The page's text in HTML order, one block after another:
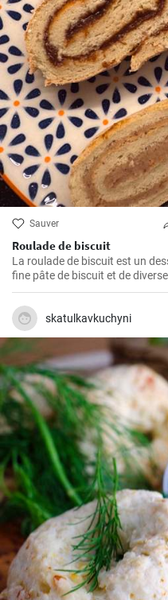
Sauver
Roulade de biscuit
La roulade de biscuit est un
fine pâte de biscuit et de
skatulkavkuchyni